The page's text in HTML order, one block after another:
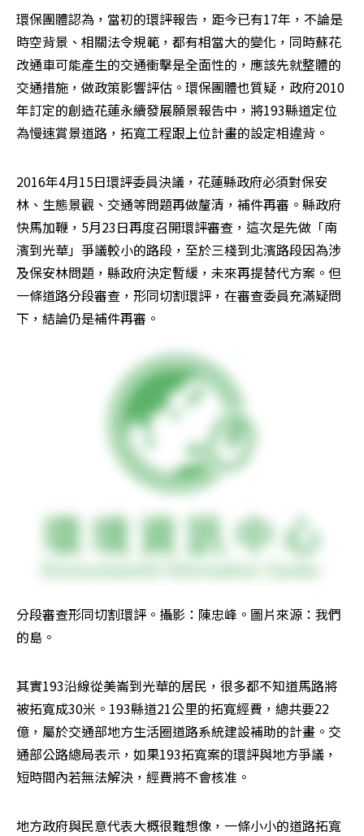
環保團體認為，當初的環評報告，距今已有17年，不論是
時空背景、相關法令規範，都有相當大的變化，同時蘇花
改通車可能產生的交通衝擊是全面性的，應該先就整體的
交通措施，做政策影響評估。環保團體也質疑，政府2010
年訂定的創造花蓮永續發展願景報告中，將193縣道定位
為慢速賞景道路，拓寬工程跟上位計畫的設定相違背。
2016年4月15日環評委員決議，花蓮縣政府必須對保安
林、生態景觀、交通等問題再做釐清，補件再審。縣政府
快馬加鞭，5月23日再度召開環評審查，這次是先做「南
濱到光華」爭議較小的路段，至於三棧到北濱路段因為涉
及保安林問題，縣政府決定暫緩，未來再提替代方案。但
一條道路分段審查，形同切割環評，在審查委員充滿疑問
下，結論仍是補件再審。
分段審查形同切割環評。攝影：陳忠峰。圖片來源：我們
的島。
其實193沿線從美崙到光華的居民，很多都不知道馬路將
被拓寬成30米。193縣道21公里的拓寬經費，總共要22
億，屬於交通部地方生活圈道路系統建設補助的計畫。交
通部公路總局表示，如果193拓寬案的環評與地方爭議，
短時間內若無法解決，經費將不會核准。
地方政府與民意代表大概很難想像，一條小小的道路拓寬